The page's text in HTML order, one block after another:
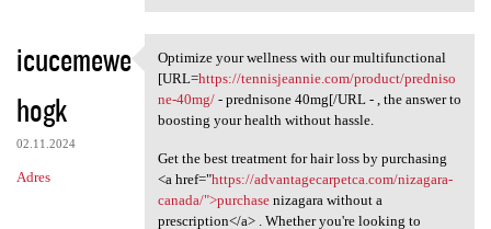
icucemewe
hogk
02.11.2024
Adres
Optimize your wellness with
Optimize your wellness with our multifunctional
[URL=https://tennisjeannie.com/product/predniso
ne-40mg/- prednisone 40mg[/URL - , the answer to
boosting your health without hassle.
Get the best treatment for hair loss by purchasing
<a href="https://advantagecarpetca.com/nizagara-
canada/">purchasenizagara without a
prescription</a> . Whether you're looking to